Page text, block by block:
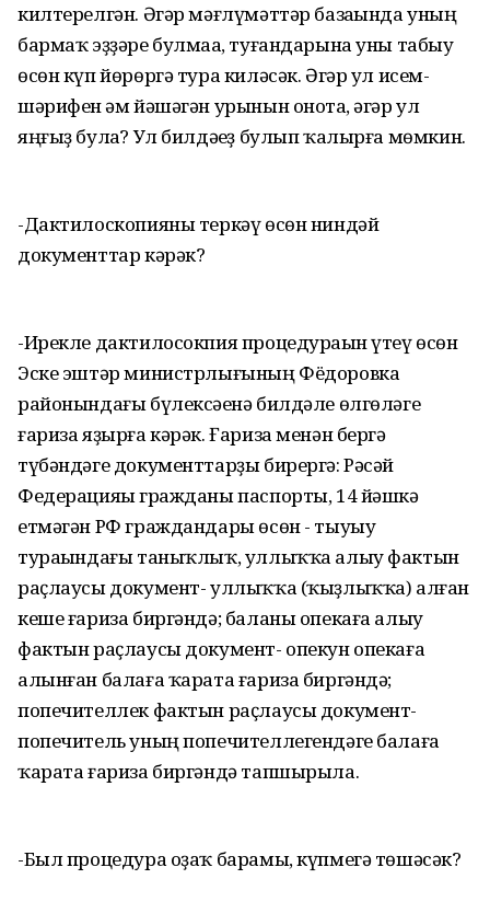
килтерелгән. Әгәр мәғлүмәттәр базаһында уның
бармаҡ эҙҙәре булмаһа, туғандарына уны табыу
өсөн күп йөрөргә тура киләсәк. Әгәр ул исем-
шәрифен һәм йәшәгән урынын онотһа, әгәр ул
яңғыҙ булһа? Ул билдәһеҙ булып ҡалырға мөмкин.
-Дактилоскопияны теркәү өсөн ниндәй
документтар кәрәк?
-Ирекле дактилосокпия процедураһын үтеү өсөн
Эске эштәр министрлығының Фёдоровка
районындағы бүлексәһенә билдәле өлгөләге
ғариза яҙырға кәрәк. Ғариза менән бергә
түбәндәге документтарҙы бирергә: Рәсәй
Федерацияһы гражданы паспорты, 14 йәшкә
етмәгән РФ граждандары өсөн - тыуыу
тураһындағы таныҡлыҡ, уллыҡҡа алыу фактын
раҫлаусы документ- уллыҡҡа (ҡыҙлыҡҡа) алған
кеше ғариза биргәндә; баланы опекаға алыу
фактын раҫлаусы документ- опекун опекаға
алынған балаға ҡарата ғариза биргәндә;
попечителлек фактын раҫлаусы документ-
попечитель уның попечителлегендәге балаға
ҡарата ғариза биргәндә тапшырыла.
-Был процедура оҙаҡ барамы, күпмегә төшәсәк?